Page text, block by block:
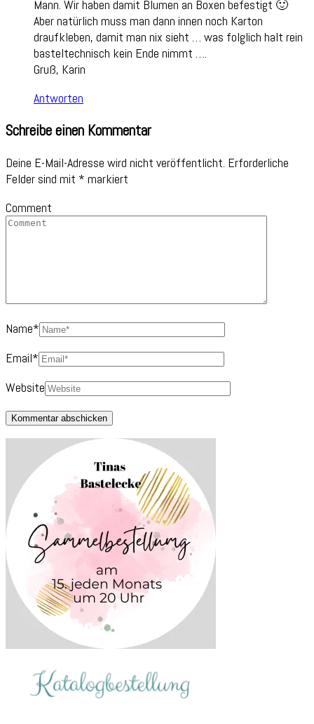
Mann. Wir haben damit Blumen an Boxen befestigt 🙂
Aber natürlich muss man dann innen noch Karton
draufkleben, damit man nix sieht … was folglich halt rein
basteltechnisch kein Ende nimmt ….
Gruß, Karin
Antworten
Schreibe einen Kommentar
Deine E-Mail-Adresse wird nicht veröffentlicht. Erforderliche
Felder sind mit * markiert
Comment
Name*
Email*
Website